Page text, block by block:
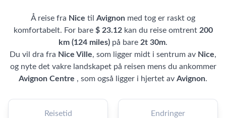
Å reise fra Nice til Avignon med tog er raskt og
komfortabelt. For bare $ 23.12 kan du reise omtrent 200
km (124 miles) på bare 2t 30m.
Du vil dra fra Nice Ville, som ligger midt i sentrum av Nice,
og nyte det vakre landskapet på reisen mens du ankommer
Avignon Centre , som også ligger i hjertet av Avignon.
Reisetid Endringer